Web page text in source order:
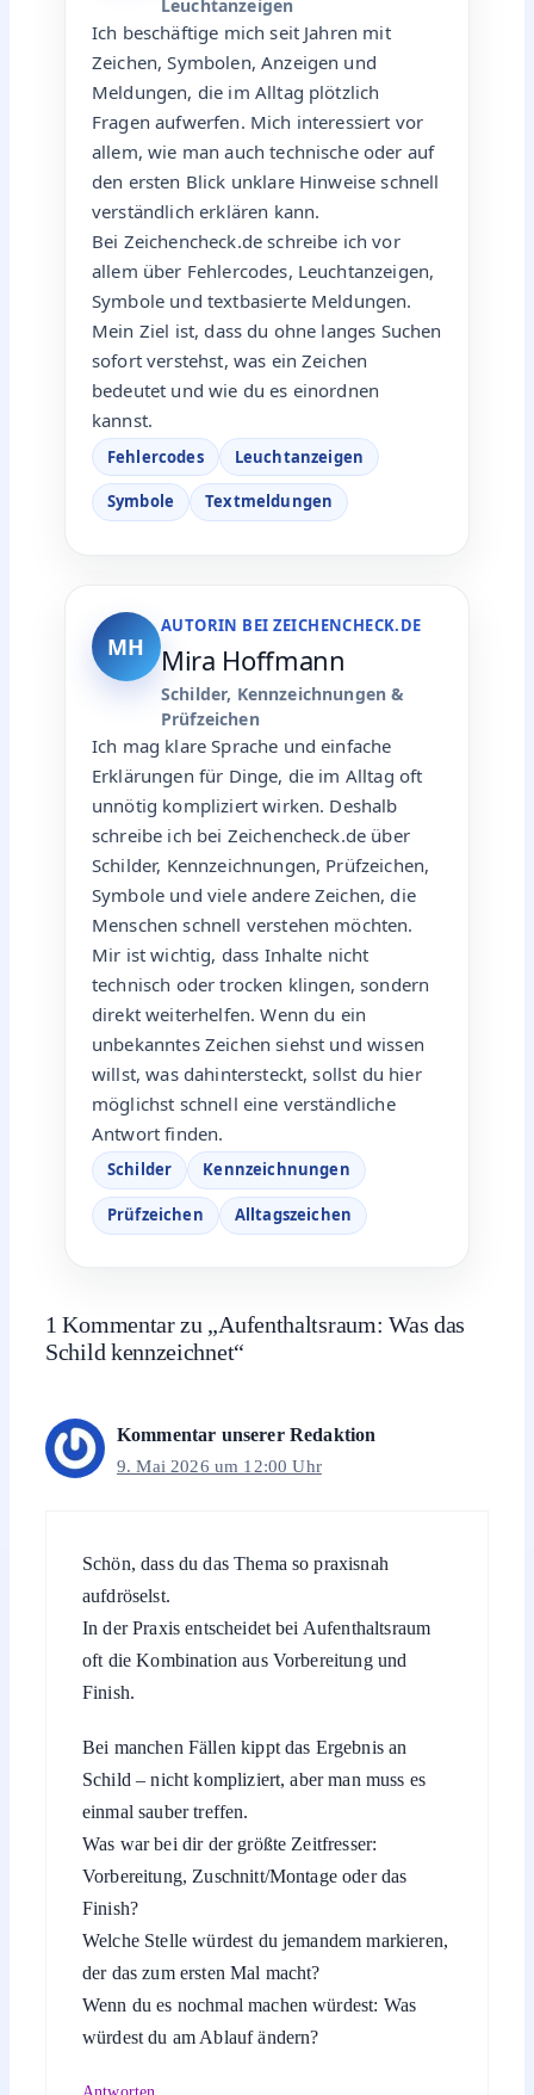
Leuchtanzeigen
Ich beschäftige mich seit Jahren mit
Zeichen, Symbolen, Anzeigen und
Meldungen, die im Alltag plötzlich
Fragen aufwerfen. Mich interessiert vor
allem, wie man auch technische oder auf
den ersten Blick unklare Hinweise schnell
verständlich erklären kann.
Bei Zeichencheck.de schreibe ich vor
allem über Fehlercodes, Leuchtanzeigen,
Symbole und textbasierte Meldungen.
Mein Ziel ist, dass du ohne langes Suchen
sofort verstehst, was ein Zeichen
bedeutet und wie du es einordnen
kannst.
Fehlercodes Leuchtanzeigen
Symbole Textmeldungen
MH
AUTORIN BEI ZEICHENCHECK.DE
Mira Hoffmann
Schilder, Kennzeichnungen &
Prüfzeichen
Ich mag klare Sprache und einfache
Erklärungen für Dinge, die im Alltag oft
unnötig kompliziert wirken. Deshalb
schreibe ich bei Zeichencheck.de über
Schilder, Kennzeichnungen, Prüfzeichen,
Symbole und viele andere Zeichen, die
Menschen schnell verstehen möchten.
Mir ist wichtig, dass Inhalte nicht
technisch oder trocken klingen, sondern
direkt weiterhelfen. Wenn du ein
unbekanntes Zeichen siehst und wissen
willst, was dahintersteckt, sollst du hier
möglichst schnell eine verständliche
Antwort finden.
Schilder Kennzeichnungen
Prüfzeichen Alltagszeichen
1 Kommentar zu „Aufenthaltsraum: Was das
Schild kennzeichnet“
Kommentar unserer Redaktion
9. Mai 2026 um 12:00 Uhr
Schön, dass du das Thema so praxisnah
aufdröselst.
In der Praxis entscheidet bei Aufenthaltsraum
oft die Kombination aus Vorbereitung und
Finish.
Bei manchen Fällen kippt das Ergebnis an
Schild – nicht kompliziert, aber man muss es
einmal sauber treffen.
Was war bei dir der größte Zeitfresser:
Vorbereitung, Zuschnitt/Montage oder das
Finish?
Welche Stelle würdest du jemandem markieren,
der das zum ersten Mal macht?
Wenn du es nochmal machen würdest: Was
würdest du am Ablauf ändern?